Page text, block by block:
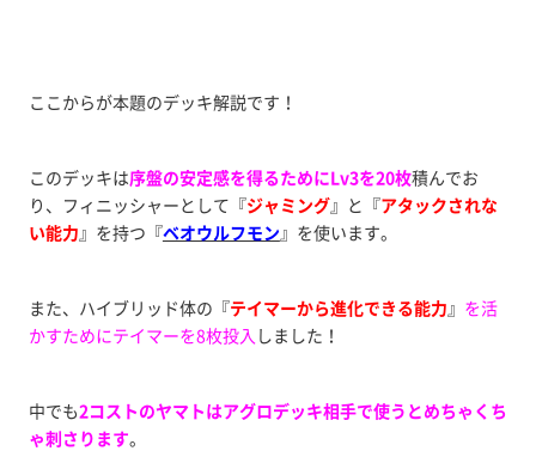
ここからが本題のデッキ解説です！
このデッキは序盤の安定感を得るためにLv3を20枚積んでお
り、フィニッシャーとして『ジャミング』と『アタックされな
い能力 』を持つ『ベオウルフモン 』を使います。
また、ハイブリッド体の『テイマーから進化できる能力 』 を活
かすためにテイマーを8枚投入 しました！
中でも2コストのヤマトはアグロデッキ相手で使うとめちゃくち
ゃ刺さります。